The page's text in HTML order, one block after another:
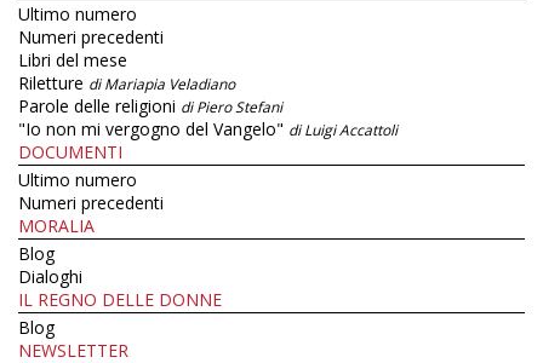
Ultimo numero
Numeri precedenti
Libri del mese
Riletture di Mariapia Veladiano
Parole delle religioni di Piero Stefani
"Io non mi vergogno del Vangelo" di Luigi Accattoli
DOCUMENTI
Ultimo numero
Numeri precedenti
MORALIA
Blog
Dialoghi
IL REGNO DELLE DONNE
Blog
NEWSLETTER